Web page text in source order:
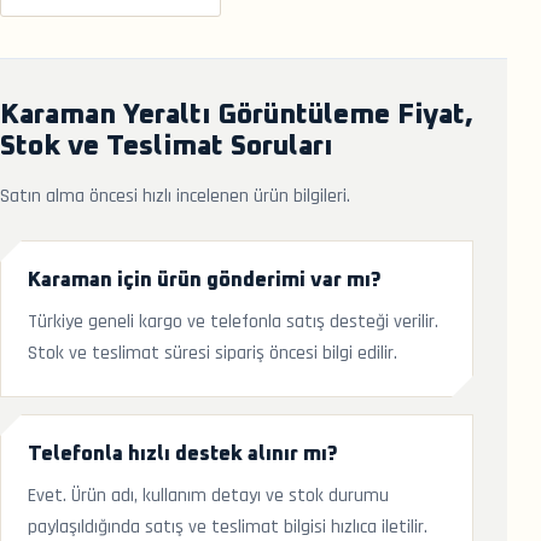
Karaman Yeraltı Görüntüleme Fiyat,
Stok ve Teslimat Soruları
Satın alma öncesi hızlı incelenen ürün bilgileri.
Karaman için ürün gönderimi var mı?
Türkiye geneli kargo ve telefonla satış desteği verilir.
Stok ve teslimat süresi sipariş öncesi bilgi edilir.
Telefonla hızlı destek alınır mı?
Evet. Ürün adı, kullanım detayı ve stok durumu
paylaşıldığında satış ve teslimat bilgisi hızlıca iletilir.